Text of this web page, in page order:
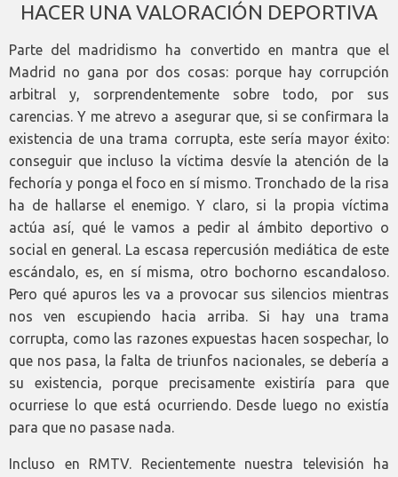
HACER UNA VALORACIÓN DEPORTIVA
Parte del madridismo ha convertido en mantra que el
Madrid no gana por dos cosas: porque hay corrupción
arbitral y, sorprendentemente sobre todo, por sus
carencias. Y me atrevo a asegurar que, si se confirmara la
existencia de una trama corrupta, este sería mayor éxito:
conseguir que incluso la víctima desvíe la atención de la
fechoría y ponga el foco en sí mismo. Tronchado de la risa
ha de hallarse el enemigo. Y claro, si la propia víctima
actúa así, qué le vamos a pedir al ámbito deportivo o
social en general. La escasa repercusión mediática de este
escándalo, es, en sí misma, otro bochorno escandaloso.
Pero qué apuros les va a provocar sus silencios mientras
nos ven escupiendo hacia arriba. Si hay una trama
corrupta, como las razones expuestas hacen sospechar, lo
que nos pasa, la falta de triunfos nacionales, se debería a
su existencia, porque precisamente existiría para que
ocurriese lo que está ocurriendo. Desde luego no existía
para que no pasase nada.
Incluso en RMTV. Recientemente nuestra televisión ha